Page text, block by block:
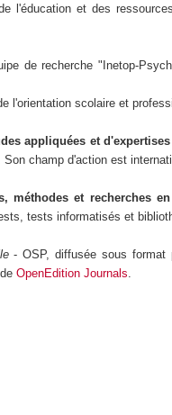
l'éducation et des
de recherche "Inetop-
scolaire et
appliquées et d'expertises
champ d'action est
méthodes et recherches
tests informatisés et
- OSP, diffusée sous format
deOpenEdition Journals